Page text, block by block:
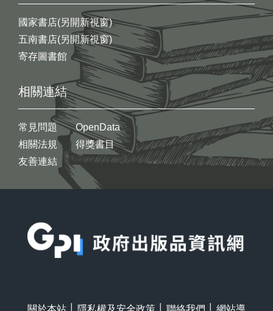
國家書店(另開新視窗)
五南書店(另開新視窗)
寄存圖書館
相關連結
常見問題
相關法規
友善連結
OpenData
得獎書目
關於本站 隱私權及安全政策 聯絡我們
網站導